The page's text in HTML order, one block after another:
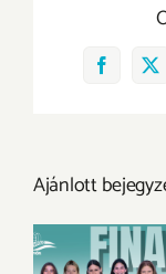
Facebook
X
Ajánlott